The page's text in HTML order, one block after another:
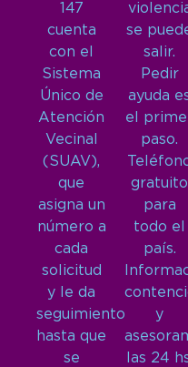
147
cuenta
con el
Sistema
Único de
Atención
Vecinal
(SUAV),
que
asigna un
número a
cada
solicitud
y le da
seguimiento
hasta que
se
se
salir.
Pedir
ayuda
el
paso.
gratuito
para
todo el
país.
y
las 24